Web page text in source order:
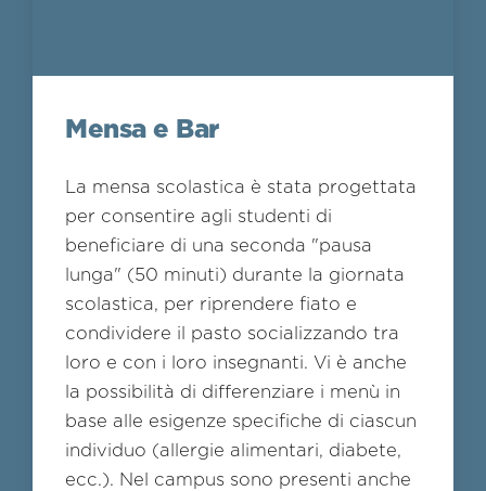
Mensa e Bar
La mensa scolastica è stata progettata
per consentire agli studenti di
beneficiare di una seconda "pausa
lunga" (50 minuti) durante la giornata
scolastica, per riprendere fiato e
condividere il pasto socializzando tra
loro e con i loro insegnanti. Vi è anche
la possibilità di differenziare i menù in
base alle esigenze specifiche di ciascun
individuo (allergie alimentari, diabete,
ecc.). Nel campus sono presenti anche